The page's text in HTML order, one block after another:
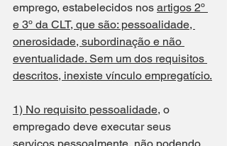
emprego, estabelecidos nos artigos 2º
e 3º da CLT, que são: pessoalidade,
onerosidade, subordinação e não
eventualidade. Sem um dos requisitos
descritos, inexiste vínculo empregatício.
1) No requisito pessoalidade, o
empregado deve executar seus